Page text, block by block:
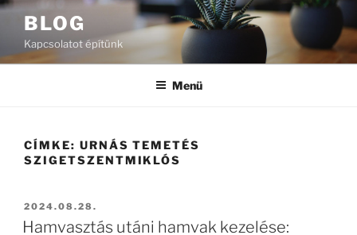
Tartalomhoz
BLOG
Kapcsolatot építünk
Menü
CÍMKE: URNÁS TEMETÉS
SZIGETSZENTMIKLÓS
BEKÜLDVE:
2024.08.28.
Hamvasztás utáni hamvak kezelése: